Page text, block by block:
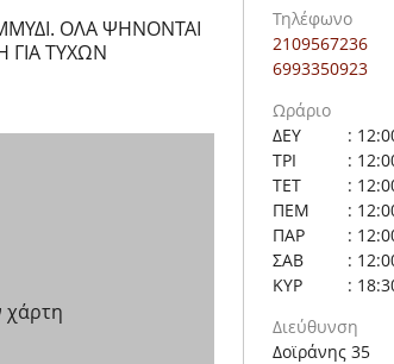
Τηλέφωνο
2109567236
6993350923
Ωράριο
ΔΕΥ
:
ΤΡΙ
:
ΤΕΤ
:
ΠΕΜ
:
ΠΑΡ
:
ΣΑΒ
:
ΚΥΡ
:
Διεύθυνση
Δοϊράνης 35
ΟΛΑ ΨΗΝΟΝΤΑΙ
ΓΙΑ ΤΥΧΩΝ
χάρτη